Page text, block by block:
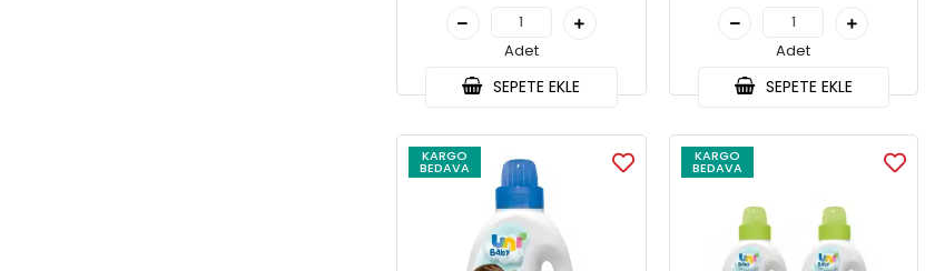
Adet
SEPETE EKLE
Adet
SEPETE EKLE
KARGO
BEDAVA
KARGO
BEDAVA